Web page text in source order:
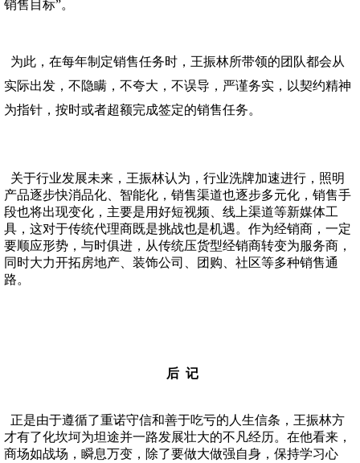
销售目标”。
为此，在每年制定销售任务时，王振林所带领的团队都会从
实际出发，不隐瞒，不夸大，不误导，严谨务实，以契约精神
为指针，按时或者超额完成签定的销售任务。
关于行业发展未来，王振林认为，行业洗牌加速进行，照明
产品逐步快消品化、智能化，销售渠道也逐步多元化，销售手
段也将出现变化，主要是用好短视频、线上渠道等新媒体工
具，这对于传统代理商既是挑战也是机遇。作为经销商，一定
要顺应形势，与时俱进，从传统压货型经销商转变为服务商，
同时大力开拓房地产、装饰公司、团购、社区等多种销售通
路。
后 记
正是由于遵循了重诺守信和善于吃亏的人生信条，王振林方
才有了化坎坷为坦途并一路发展壮大的不凡经历。在他看来，
商场如战场，瞬息万变，除了要做大做强自身，保持学习心